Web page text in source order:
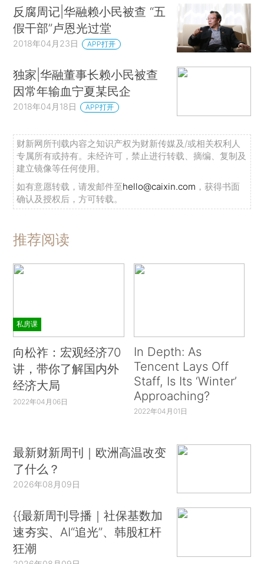
反腐周记|华融赖小民被查 “五
假干部”卢恩光过堂
2018年04月23日 APP打开
独家|华融董事长赖小民被查
因常年输血宁夏某民企
2018年04月18日 APP打开
财新网所刊载内容之知识产权为财新传媒及/或相关权利人
专属所有或持有。未经许可，禁止进行转载、摘编、复制及
建立镜像等任何使用。
如有意愿转载，请发邮件至hello@caixin.com ，获得书面
确认及授权后，方可转载。
推荐阅读
私房课
向松祚：宏观经济70
讲，带你了解国内外
经济大局
2022年04月06日
In Depth: As
Tencent Lays Off
Staff, Is Its ‘Winter’
Approaching?
2022年04月01日
最新财新周刊｜欧洲高温改变
了什么？
2026年08月09日
{{最新周刊导播｜社保基数加
速夯实、AI“追光”、韩股杠杆
狂潮